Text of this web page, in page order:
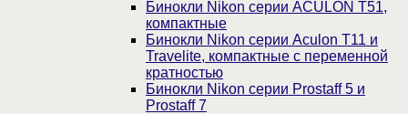
Бинокли Nikon серии ACULON Т51,
компактные
Бинокли Nikon серии Aculon T11 и
Travelite, компактные с переменной
кратностью
Бинокли Nikon серии Prostaff 5 и
Prostaff 7